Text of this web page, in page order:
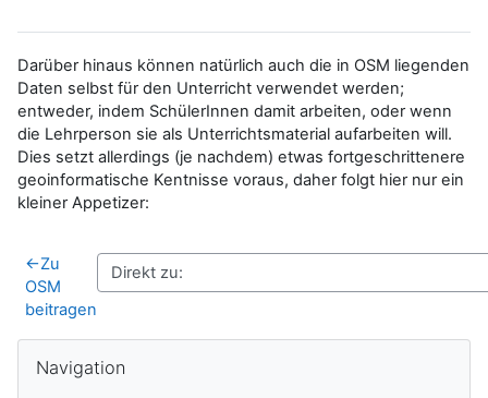
Darüber hinaus können natürlich auch die in OSM liegenden
Daten selbst für den Unterricht verwendet werden;
entweder, indem SchülerInnen damit arbeiten, oder wenn
die Lehrperson sie als Unterrichtsmaterial aufarbeiten will.
Dies setzt allerdings (je nachdem) etwas fortgeschrittenere
geoinformatische Kentnisse voraus, daher folgt hier nur ein
kleiner Appetizer:
←Zu
OSM
beitragen
Navigation